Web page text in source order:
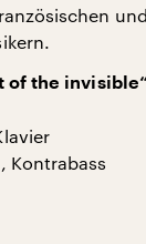
und
of the
Kontrabass